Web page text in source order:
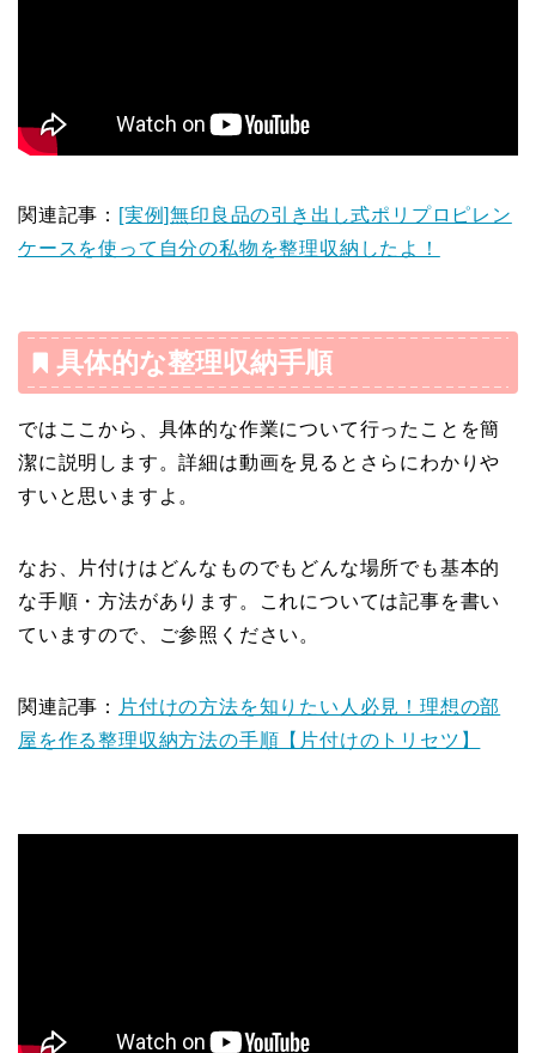
関連記事： [実例]無印良品の引き出し式ポリプロピレン
ケースを使って自分の私物を整理収納したよ！
具体的な整理収納手順
ではここから、具体的な作業について行ったことを簡
潔に説明します。詳細は動画を見るとさらにわかりや
すいと思いますよ。
なお、片付けはどんなものでもどんな場所でも基本的
な手順・方法があります。これについては記事を書い
ていますので、ご参照ください。
関連記事：
片付けの方法を知りたい人必見！理想の部
屋を作る整理収納方法の手順【片付けのトリセツ】